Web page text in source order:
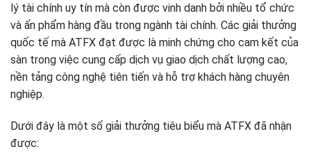
lý tài chính uy tín mà còn được vinh danh bởi nhiều tổ chức
và ấn phẩm hàng đầu trong ngành tài chính. Các giải thưởng
quốc tế mà ATFX đạt được là minh chứng cho cam kết của
sàn trong việc cung cấp dịch vụ giao dịch chất lượng cao,
nền tảng công nghệ tiên tiến và hỗ trợ khách hàng chuyên
nghiệp.
Dưới đây là một số giải thưởng tiêu biểu mà ATFX đã nhận
được: